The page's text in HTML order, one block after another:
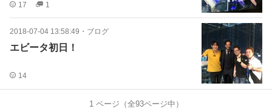
17 1
2018-07-04 13:58:49 ・ ブログ
エビータ初日！
14
1ページ（全93ページ中）